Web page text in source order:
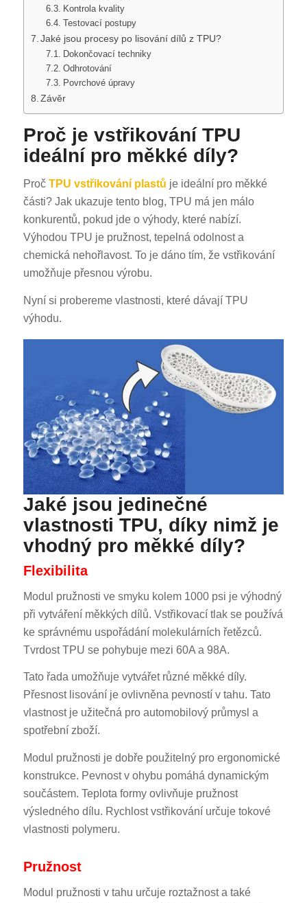
Kontrola kvality
Testovací postupy
Jaké jsou procesy po lisování dílů z TPU?
Dokončovací techniky
Odhrotování
Povrchové úpravy
Závěr
Proč je vstřikování TPU
ideální pro měkké díly?
Proč TPU vstřikování plastů je ideální pro měkké
části? Jak ukazuje tento blog, TPU má jen málo
konkurentů, pokud jde o výhody, které nabízí.
Výhodou TPU je pružnost, tepelná odolnost a
chemická nehořlavost. To je dáno tím, že vstřikování
umožňuje přesnou výrobu.
Nyní si probereme vlastnosti, které dávají TPU
výhodu.
Jaké jsou jedinečné
vlastnosti TPU, díky nimž je
vhodný pro měkké díly?
Flexibilita
Modul pružnosti ve smyku kolem 1000 psi je výhodný
při vytváření měkkých dílů. Vstřikovací tlak se používá
ke správnému uspořádání molekulárních řetězců.
Tvrdost TPU se pohybuje mezi 60A a 98A.
Tato řada umožňuje vytvářet různé měkké díly.
Přesnost lisování je ovlivněna pevností v tahu. Tato
vlastnost je užitečná pro automobilový průmysl a
spotřební zboží.
Modul pružnosti je dobře použitelný pro ergonomické
konstrukce. Pevnost v ohybu pomáhá dynamickým
součástem. Teplota formy ovlivňuje pružnost
výsledného dílu. Rychlost vstřikování určuje tokové
vlastnosti polymeru.
Pružnost
Modul pružnosti v tahu určuje roztažnost a také